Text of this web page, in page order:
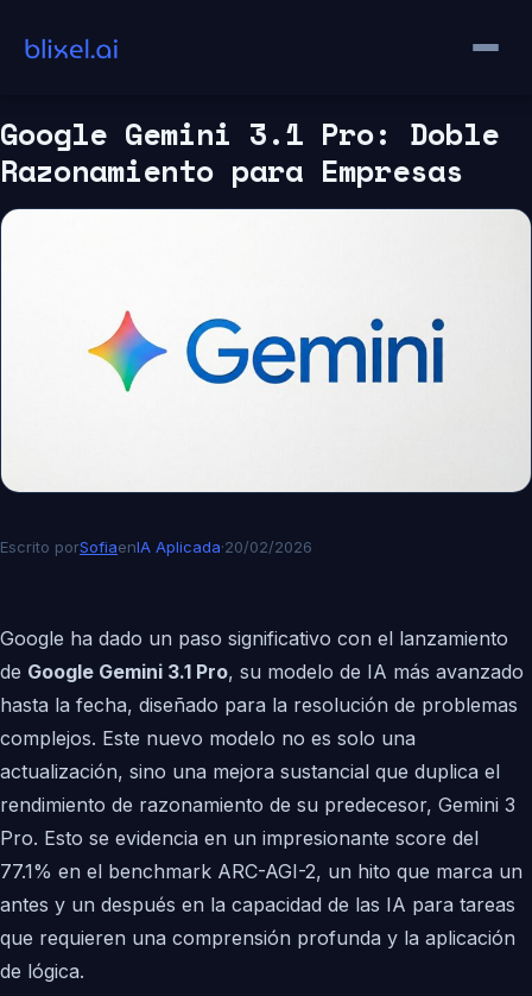
contenido
Google Gemini 3.1 Pro: Doble
Razonamiento para Empresas
Escrito porSofiaenIA Aplicada·20/02/2026
Google ha dado un paso significativo con el lanzamiento
de Google Gemini 3.1 Pro, su modelo de IA más avanzado
hasta la fecha, diseñado para la resolución de problemas
complejos. Este nuevo modelo no es solo una
actualización, sino una mejora sustancial que duplica el
rendimiento de razonamiento de su predecesor, Gemini 3
Pro. Esto se evidencia en un impresionante score del
77.1% en el benchmark ARC-AGI-2, un hito que marca un
antes y un después en la capacidad de las IA para tareas
que requieren una comprensión profunda y la aplicación
de lógica.